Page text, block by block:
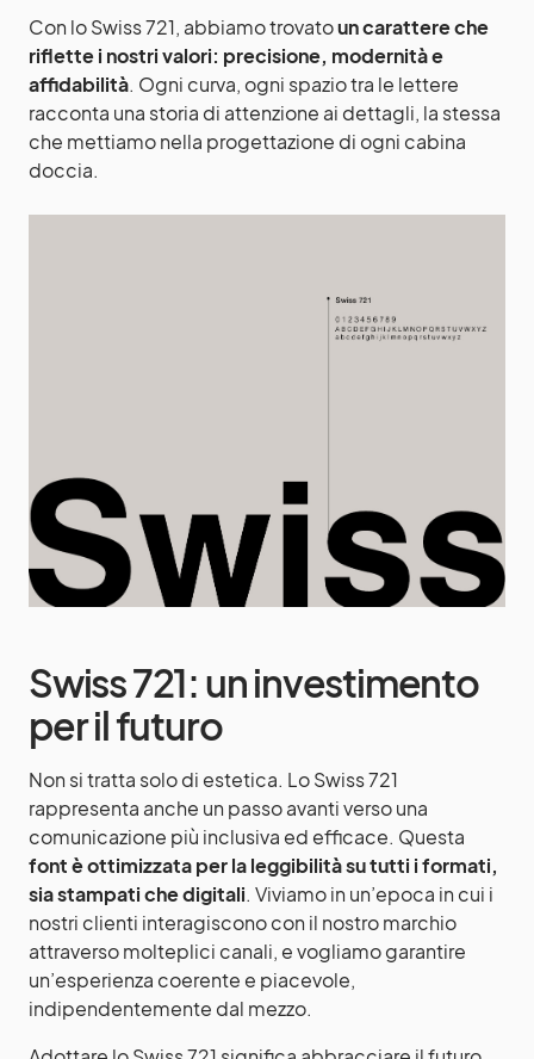
Con lo Swiss 721, abbiamo trovatoun carattere che
riflette i nostri valori: precisione, modernità e
affidabilità. Ogni curva, ogni spazio tra le lettere
racconta una storia di attenzione ai dettagli, la stessa
che mettiamo nella progettazione di ogni cabina
doccia.
Swiss 721: un investimento
per il futuro
Non si tratta solo di estetica. Lo Swiss 721
rappresenta anche un passo avanti verso una
comunicazione più inclusiva ed efficace. Questa
font è ottimizzata per la leggibilità su tutti i formati,
sia stampati che digitali. Viviamo in un’epoca in cui i
nostri clienti interagiscono con il nostro marchio
attraverso molteplici canali, e vogliamo garantire
un’esperienza coerente e piacevole,
indipendentemente dal mezzo.